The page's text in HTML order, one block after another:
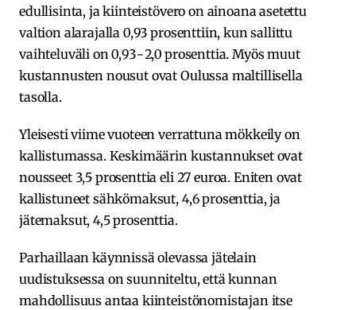
edullisinta, ja kiinteistövero on ainoana asetettu
valtion alarajalla 0,93 prosenttiin, kun sallittu
vaihteluväli on 0,93−2,0 prosenttia. Myös muut
kustannusten nousut ovat Oulussa maltillisella
tasolla.
Yleisesti viime vuoteen verrattuna mökkeily on
kallistumassa. Keskimäärin kustannukset ovat
nousseet 3,5 prosenttia eli 27 euroa. Eniten ovat
kallistuneet sähkömaksut, 4,6 prosenttia, ja
jätemaksut, 4,5 prosenttia.
Parhaillaan käynnissä olevassa jätelain
uudistuksessa on suunniteltu, että kunnan
mahdollisuus antaa kiinteistönomistajan itse